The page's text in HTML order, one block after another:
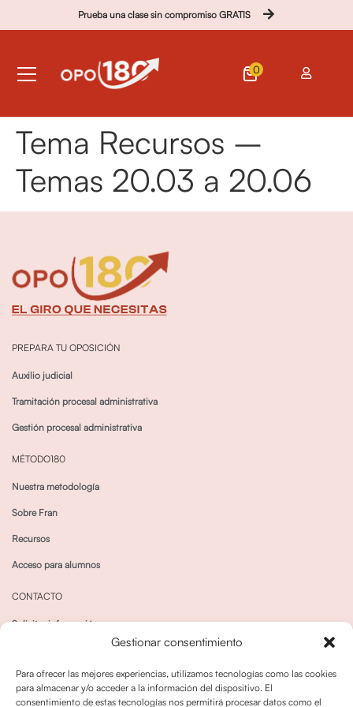
Gestionar consentimiento
Para ofrecer las mejores experiencias, utilizamos tecnologías como las cookies
para almacenar y/o acceder a la información del dispositivo. El
consentimiento de estas tecnologías nos permitirá procesar datos como el
Prueba una clase sin compromiso GRATIS
0
Tema Recursos –
Temas 20.03 a 20.06
PREPARA TU OPOSICIÓN
Auxilio judicial
Tramitación procesal administrativa
Gestión procesal administrativa
MÉTODO180
Nuestra metodología
Sobre Fran
Recursos
Acceso para alumnos
CONTACTO
Solicitar información